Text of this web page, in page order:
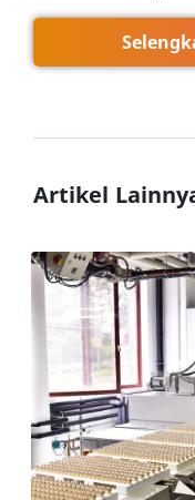
Artikel